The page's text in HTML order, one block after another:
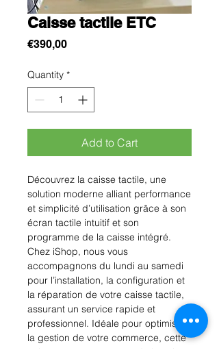
Caisse tactile ETC
€390,00Price
Quantity *
Add to Cart
Découvrez la caisse tactile, une
solution moderne alliant performance
et simplicité d’utilisation grâce à son
écran tactile intuitif et son
programme de la caisse intégré.
Chez iShop, nous vous
accompagnons du lundi au samedi
pour l’installation, la configuration et
la réparation de votre caisse tactile,
assurant un service rapide et
professionnel. Idéale pour optimiser
la gestion de votre commerce, cette